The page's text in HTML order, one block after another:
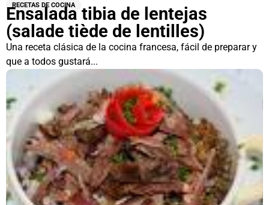
RECETAS DE COCINA
Ensalada tibia de lentejas
(salade tiède de lentilles)
Una receta clásica de la cocina francesa, fácil de preparar y
que a todos gustará...